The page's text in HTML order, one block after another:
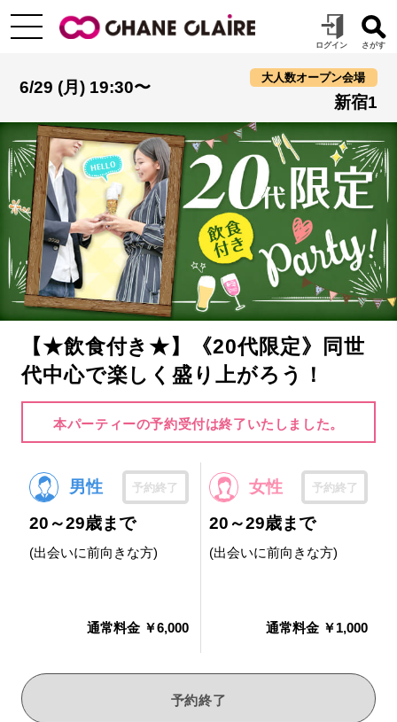
6/29 (月) 19:30〜
大人数オープン会場
新宿1
【★飲食付き★】《20代限定》同世
代中心で楽しく盛り上がろう！
本パーティーの予約受付は終了いたしました。
男性 予約終了
20～29歳まで
(出会いに前向きな方)
通常料金 ￥6,000
女性 予約終了
20～29歳まで
(出会いに前向きな方)
通常料金 ￥1,000
予約終了